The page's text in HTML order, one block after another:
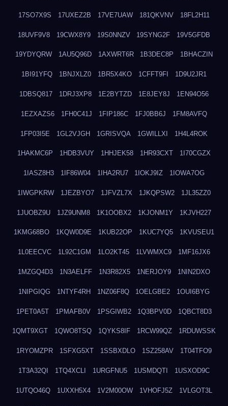
17SO7X9S 17UXEZ2B 17VE7UAW 181QKVNV 18FL2H11
18UVF9V8 19CWX8Y9 19S0NNZV 19SYNG2F 19V5GFDB
19YDYQRW 1AU5Q96D 1AXWRT6R 1B3DEC8P 1BHACZIN
1BI91YFQ 1BNJXLZ0 1BR5X4KO 1CFFT9FI 1D9U2JR1
1DBSQ817 1DRJ3XP8 1E2BYTZD 1E8JEY8J 1EN94O56
1EZXAZS6 1FH0C41J 1FIP186C 1FJ0BB6J 1FM8AVFQ
1FP03I5E 1GL2VJGH 1GRISVQA 1GWILLXI 1H4L4ROK
1HAKMC6P 1HDB3VUY 1HHJEK58 1HR93CXT 1I70CGZX
1IASZ8H3 1IF86W04 1IHA2RU7 1IOKJ9IZ 1IOWA7OG
1IWGPKRW 1JEZBYO7 1JFVZL7X 1JKQPSW2 1JL35ZZ0
1JUOBZ9U 1JZ9UNM8 1K1OOBX2 1KJONM1Y 1KJVH227
1KMG68BO 1KQW0D9E 1KUB22OP 1KUC7YQ5 1KVUSEU1
1L0EECVC 1L92C1GM 1LO2KT45 1LVWMXC9 1MF16JX6
1MZGQ4D3 1N3AELFF 1N3R82X5 1NERJOY9 1NIN2DXO
1NIPGIQG 1NTYF4RH 1NZ06F8Q 1OELGBE2 1OUI6BYG
1PET0A5T 1PMAFB0V 1PSGIWB2 1Q3BPV0D 1QBCT8D3
1QMT9XGT 1QWO8TSQ 1QYKS8IF 1RCW99QZ 1RDUWSSK
1RYOMZPR 1SFXG5XT 1SSBXDLO 1SZ258AV 1T04TFO9
1T3A32QI 1TQ4XCLI 1URGFNU5 1USMDQTI 1USXOD9C
1UTQO46Q 1UXXH5X4 1V2M00OW 1VHOFJ5Z 1VLGOT3L